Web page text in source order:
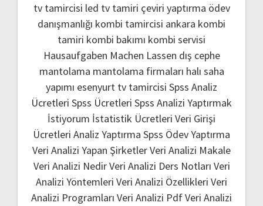
tv tamircisi led tv tamiri çeviri yaptırma ödev
danışmanlığı kombi tamircisi ankara kombi
tamiri kombi bakımı kombi servisi
Hausaufgaben Machen Lassen dış cephe
mantolama mantolama firmaları halı saha
yapımı esenyurt tv tamircisi Spss Analiz
Ücretleri Spss Ücretleri Spss Analizi Yaptırmak
İstiyorum İstatistik Ücretleri Veri Girişi
Ücretleri Analiz Yaptırma Spss Ödev Yaptırma
Veri Analizi Yapan ŞirketlerVeri Analizi Makale
Veri Analizi NedirVeri Analizi Ders Notları Veri
Analizi Yöntemleri Veri Analizi Özellikleri Veri
Analizi Programları Veri Analizi PdfVeri Analizi